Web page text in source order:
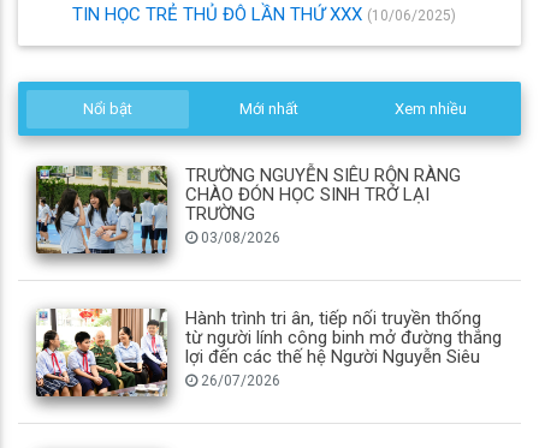
TIN HỌC TRẺ THỦ ĐÔ LẦN THỨ XXX (10/06/2025)
Nổi bật Mới nhất Xem nhiều
TRƯỜNG NGUYỄN SIÊU RỘN RÀNG
CHÀO ĐÓN HỌC SINH TRỞ LẠI
TRƯỜNG
03/08/2026
Hành trình tri ân, tiếp nối truyền thống
từ người lính công binh mở đường thắng
lợi đến các thế hệ Người Nguyễn Siêu
26/07/2026